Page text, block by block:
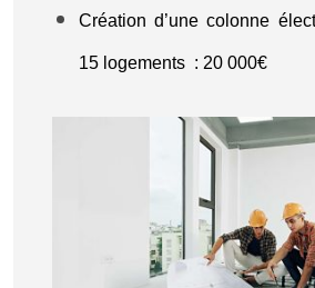
Création d’une colonne
15 logements : 20 000€